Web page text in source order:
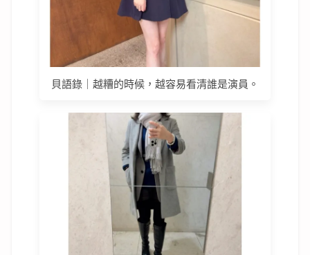
貝語錄｜越糟的時候，越容易看清誰是演員。